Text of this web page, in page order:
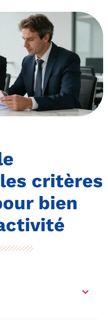
critères
bien